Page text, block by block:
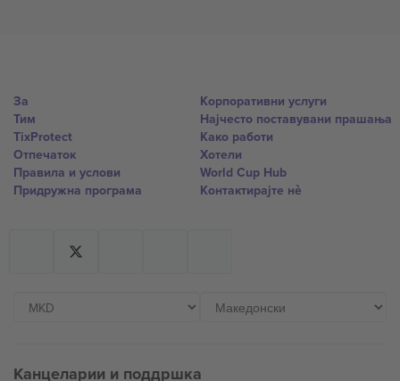
За
Тим
TixProtect
Отпечаток
Правила и услови
Придружна програма
Корпоративни услуги
Најчесто поставувани прашања
Како работи
Хотели
World Cup Hub
Контактирајте нѐ
Канцеларии и поддршка